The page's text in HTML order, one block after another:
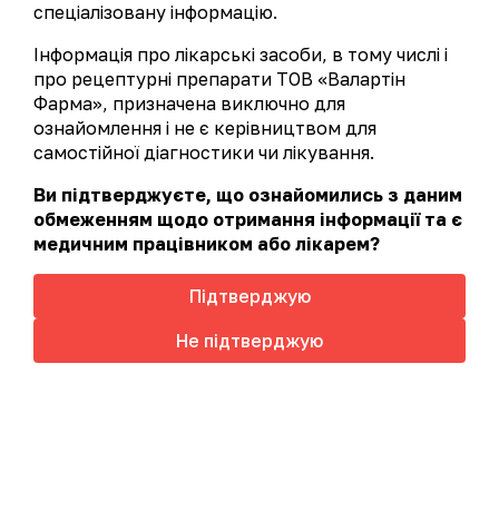
Афлазин®(безрецептурний лікарський
засіб) - природний уроантисептик для
здоров'я сечовивідних шляхів.
Створений на основі запатентованого
екстракту гібіскусу, з клінічно доведеною
ефективністю, виробництва компанії
НАТУРЕКС (Франція).
Торгове найменування:Афлазин®
G04BX
Цей сайт використовує файли cookie для аналізу
взаємодії з сайтом, з метою підвищення якості
спеціалізовану інформацію.
Інформація про лікарські засоби, в тому числі і
про рецептурні препарати ТОВ «Валартін
Фарма», призначена виключно для
ознайомлення і не є керівництвом для
самостійної діагностики чи лікування.
Ви підтверджуєте, що ознайомились з даним
обмеженням щодо отримання інформації та є
медичним працівником або лікарем?
Підтверджую
Не підтверджую